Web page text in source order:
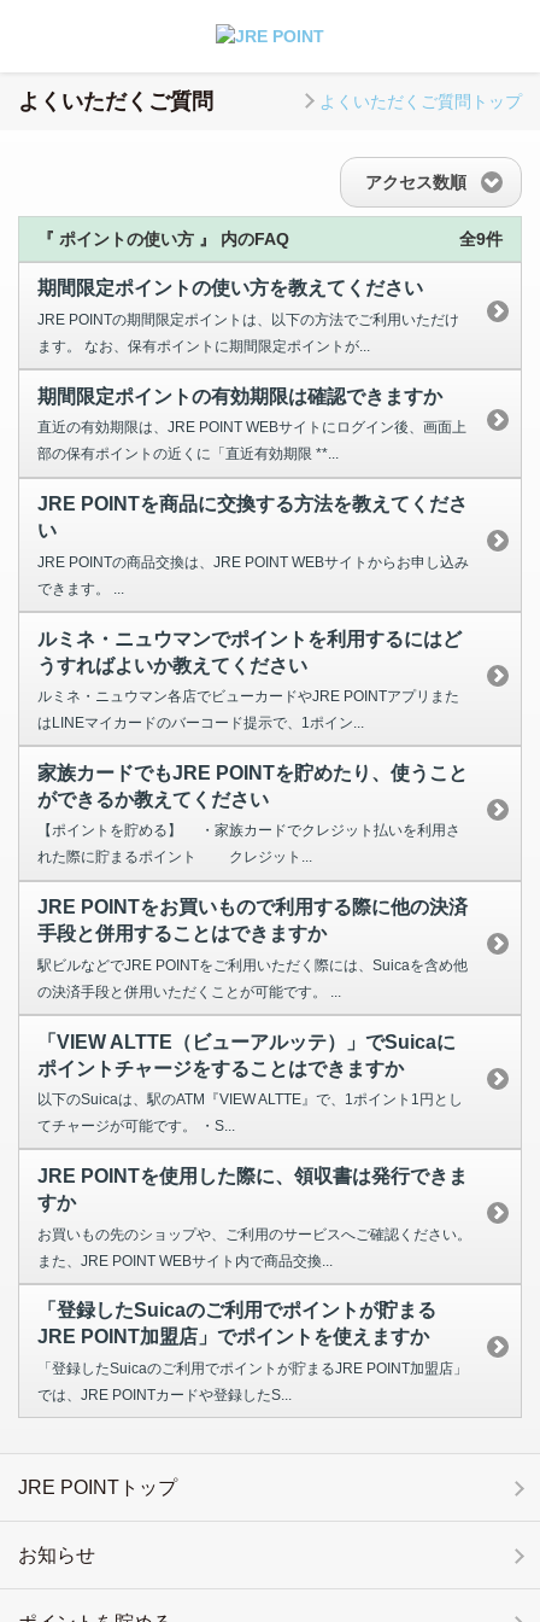
よくいただくご質問 よくいただくご質問トップ
アクセス数順
『 ポイントの使い方 』 内のFAQ 全9件
期間限定ポイントの使い方を教えてください
JRE POINTの期間限定ポイントは、以下の方法でご利用いただけ
ます。 なお、保有ポイントに期間限定ポイントが...
期間限定ポイントの有効期限は確認できますか
直近の有効期限は、JRE POINT WEBサイトにログイン後、画面上
部の保有ポイントの近くに「直近有効期限 **...
JRE POINTを商品に交換する方法を教えてくださ
い
JRE POINTの商品交換は、JRE POINT WEBサイトからお申し込み
できます。 ...
ルミネ・ニュウマンでポイントを利用するにはど
うすればよいか教えてください
ルミネ・ニュウマン各店でビューカードやJRE POINTアプリまた
はLINEマイカードのバーコード提示で、1ポイン...
家族カードでもJRE POINTを貯めたり、使うこと
ができるか教えてください
【ポイントを貯める】 ・家族カードでクレジット払いを利用さ
れた際に貯まるポイント クレジット...
JRE POINTをお買いもので利用する際に他の決済
手段と併用することはできますか
駅ビルなどでJRE POINTをご利用いただく際には、Suicaを含め他
の決済手段と併用いただくことが可能です。 ...
「VIEW ALTTE（ビューアルッテ）」でSuicaに
ポイントチャージをすることはできますか
以下のSuicaは、駅のATM『VIEW ALTTE』で、1ポイント1円とし
てチャージが可能です。 ・S...
JRE POINTを使用した際に、領収書は発行できま
すか
お買いもの先のショップや、ご利用のサービスへご確認ください。
また、JRE POINT WEBサイト内で商品交換...
「登録したSuicaのご利用でポイントが貯まる
JRE POINT加盟店」でポイントを使えますか
「登録したSuicaのご利用でポイントが貯まるJRE POINT加盟店」
では、JRE POINTカードや登録したS...
JRE POINTトップ
お知らせ